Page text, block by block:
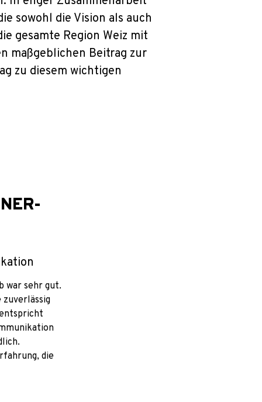
sowohl die Vision als auch
gesamte Region Weiz mit
maßgeblichen Beitrag zur
zu diesem wichtigen
war sehr gut.
zuverlässig
die